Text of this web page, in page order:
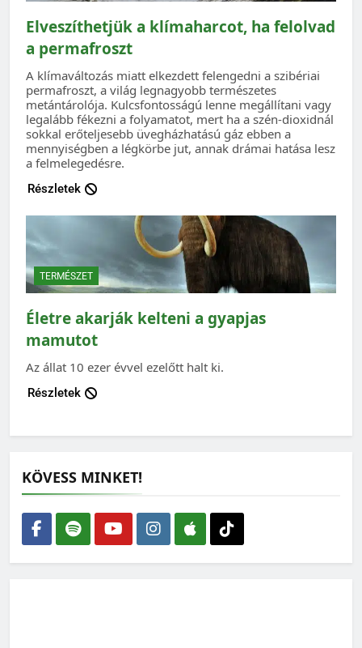
Elveszíthetjük a klímaharcot, ha felolvad
a permafroszt
A klímaváltozás miatt elkezdett felengedni a szibériai
permafroszt, a világ legnagyobb természetes
metántárolója. Kulcsfontosságú lenne megállítani vagy
legalább fékezni a folyamatot, mert ha a szén-dioxidnál
sokkal erőteljesebb üvegházhatású gáz ebben a
mennyiségben a légkörbe jut, annak drámai hatása lesz
a felmelegedésre.
Részletek
TERMÉSZET
Életre akarják kelteni a gyapjas
mamutot
Az állat 10 ezer évvel ezelőtt halt ki.
Részletek
KÖVESS MINKET!